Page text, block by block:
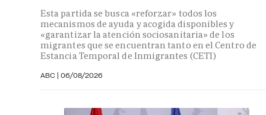
Esta partida se busca «reforzar» todos los
mecanismos de ayuda y acogida disponibles y
«garantizar la atención sociosanitaria» de los
migrantes que se encuentran tanto en el Centro de
Estancia Temporal de Inmigrantes (CETI)
ABC | 06/08/2026